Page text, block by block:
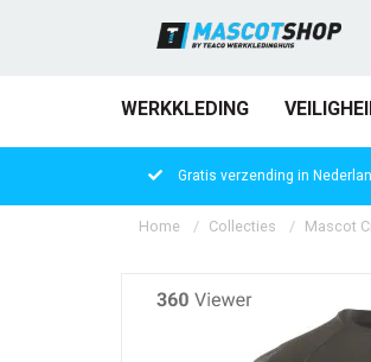
WERKKLEDING
Gratis verzending in
Home Collecties Mascot